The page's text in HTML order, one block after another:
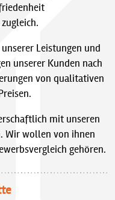
Leistungen und
unserer Kunden nach
von qualitativen
mit unseren
Wir wollen von ihnen
gehören.